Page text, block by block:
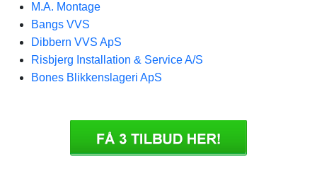
M.A. Montage
Bangs VVS
Dibbern VVS ApS
Risbjerg Installation & Service A/S
Bones Blikkenslageri ApS